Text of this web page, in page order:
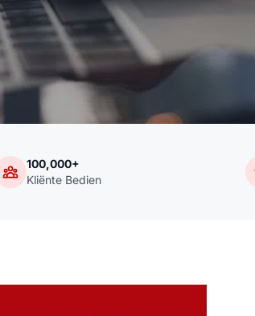
100,000+
Kliënte Bedien